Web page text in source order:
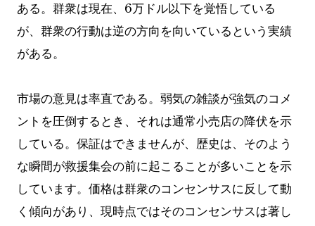
ある。群衆は現在、6万ドル以下を覚悟している
が、群衆の行動は逆の方向を向いているという実績
がある。
市場の意見は率直である。弱気の雑談が強気のコメ
ントを圧倒するとき、それは通常小売店の降伏を示
している。保証はできませんが、歴史は、そのよう
な瞬間が救援集会の前に起こることが多いことを示
しています。価格は群衆のコンセンサスに反して動
く傾向があり、現時点ではそのコンセンサスは著し